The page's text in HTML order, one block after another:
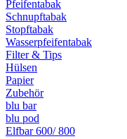
Pfeifentabak
Schnupftabak
Stopftabak
Wasserpfeifentabak
Filter & Tips
Hülsen
Papier
Zubehör
blu bar
blu pod
Elfbar 600/ 800